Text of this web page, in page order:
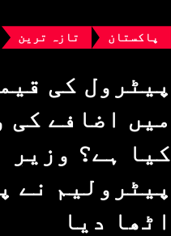
پاکستان تازہ ترین
پیٹرول کی
میں اضافے کی
کیا ہے؟ وزیرِ
پیٹرولیم نے
اٹھا دیا